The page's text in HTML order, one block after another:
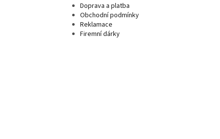
Doprava a platba
Obchodní podmínky
Reklamace
Firemní dárky